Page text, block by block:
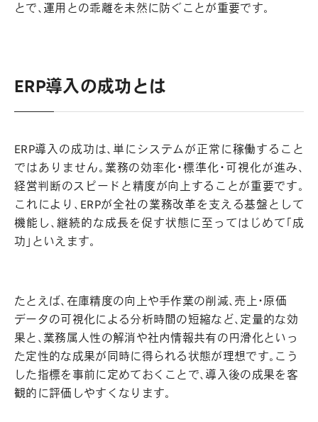
とで、運用との乖離を未然に防ぐことが重要です。
ERP導入の成功とは
ERP導入の成功は、単にシステムが正常に稼働すること
ではありません。業務の効率化・標準化・可視化が進み、
経営判断のスピードと精度が向上することが重要です。
これにより、ERPが全社の業務改革を支える基盤として
機能し、継続的な成長を促す状態に至ってはじめて「成
功」といえます。
たとえば、在庫精度の向上や手作業の削減、売上・原価
データの可視化による分析時間の短縮など、定量的な効
果と、業務属人性の解消や社内情報共有の円滑化といっ
た定性的な成果が同時に得られる状態が理想です。こう
した指標を事前に定めておくことで、導入後の成果を客
観的に評価しやすくなります。